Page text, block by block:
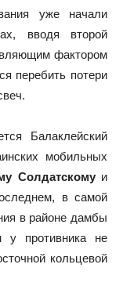
уже начали
вводя второй
фактором
перебить потери
Балаклейский
мобильных
Солдатскомуи
в самой
в районе дамбы
у противника не
кольцевой